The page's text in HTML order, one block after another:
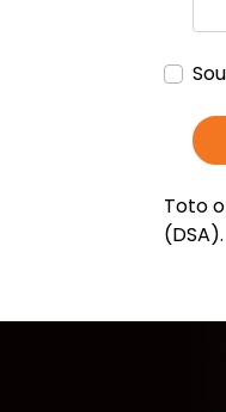
Toto
(DSA).